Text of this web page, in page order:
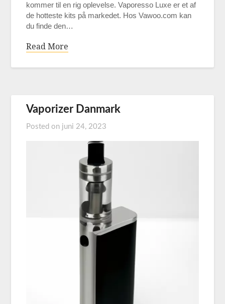
kommer til en rig oplevelse. Vaporesso Luxe er et af
de hotteste kits på markedet. Hos Vawoo.com kan
du finde den…
Read More
Vaporizer Danmark
Posted on juni 24, 2023